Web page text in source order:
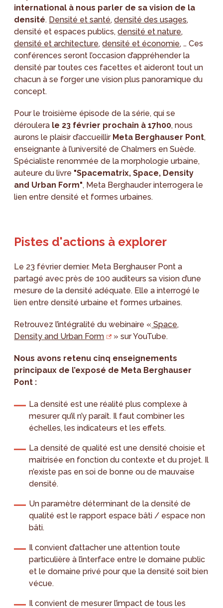
international à nous parler de sa vision de la
densité. Densité et santé,densité des usages,
densité et espaces publics,densité et nature,
densité et architecture,densité et économie, … Ces
conférences seront l’occasion d’appréhender la
densité par toutes ces facettes et aideront tout un
chacun à se forger une vision plus panoramique du
concept.
Pour le troisième épisode de la série, qui se
déroulera le 23 février prochain à 17h00, nous
aurons le plaisir d’accueillir Meta Berghauser Pont,
enseignante à l’université de Chalmers en Suède.
Spécialiste renommée de la morphologie urbaine,
auteure du livre "Spacematrix, Space, Density
and Urban Form", Meta Berghauder interrogera le
lien entre densité et formes urbaines.
Pistes d'actions à explorer
Le 23 février dernier. Meta Berghauser Pont a
partagé avec près de 100 auditeurs sa vision d’une
mesure de la densité adéquate. Elle a interrogé le
lien entre densité urbaine et formes urbaines.
Retrouvez l’intégralité du webinaire « Space,
Density and Urban Form
» sur YouTube.
Nous avons retenu cinq enseignements
principaux de l’exposé de Meta Berghauser
Pont :
La densité est une réalité plus complexe à
mesurer qu’il n’y paraît. Il faut combiner les
échelles, les indicateurs et les effets.
La densité de qualité est une densité choisie et
maitrisée en fonction du contexte et du projet. Il
n’existe pas en soi de bonne ou de mauvaise
densité.
Un paramètre déterminant de la densité de
qualité est le rapport espace bâti / espace non
bâti.
Il convient d’attacher une attention toute
particulière à l’interface entre le domaine public
et le domaine privé pour que la densité soit bien
vécue.
Il convient de mesurer l’impact de tous les